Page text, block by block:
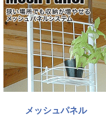
メッシュパネル